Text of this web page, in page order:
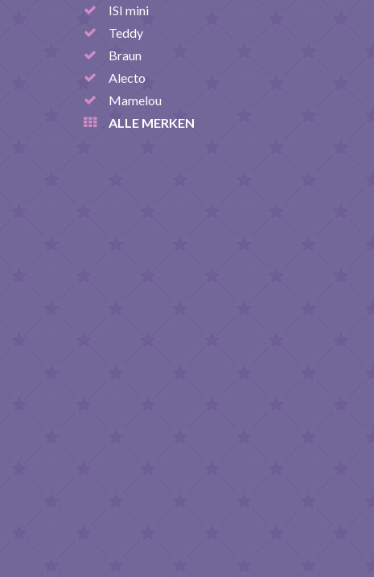
ISI mini
Teddy
Braun
Alecto
Mamelou
ALLE MERKEN